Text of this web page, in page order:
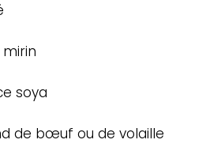
soya
de bœuf ou de volaille